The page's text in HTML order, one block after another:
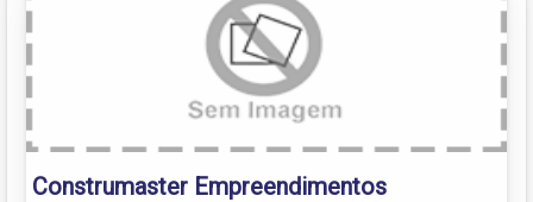
Construmaster Empreendimentos